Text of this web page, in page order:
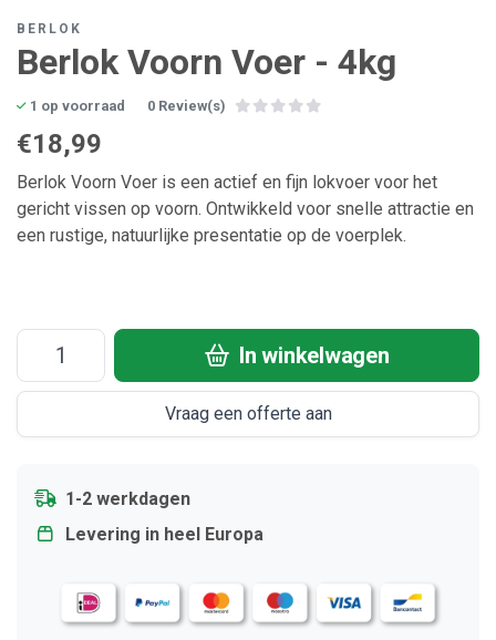
BERLOK
Berlok Voorn Voer - 4kg
1 op voorraad 0 Review(s)
€18,99
Berlok Voorn Voer is een actief en fijn lokvoer voor het
gericht vissen op voorn. Ontwikkeld voor snelle attractie en
een rustige, natuurlijke presentatie op de voerplek.
In winkelwagen
Vraag een offerte aan
1-2 werkdagen
Levering in heel Europa